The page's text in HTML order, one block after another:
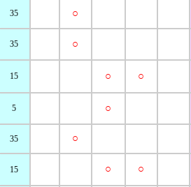
35 ○
35 ○
15 ○ ○
5 ○
35 ○
15 ○ ○